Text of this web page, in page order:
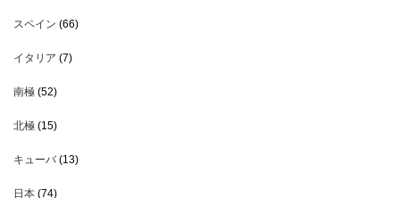
スペイン (66)
イタリア (7)
南極 (52)
北極 (15)
キューバ(13)
日本 (74)